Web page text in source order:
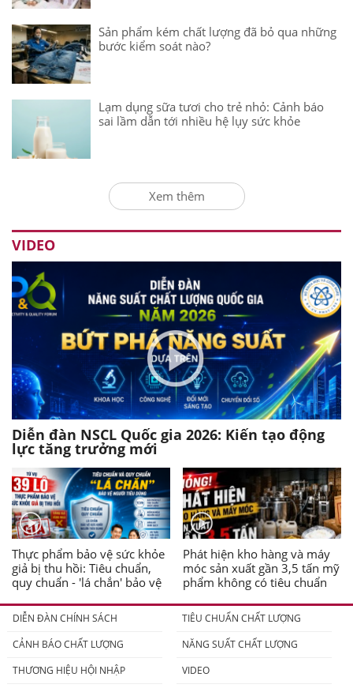
Sản phẩm kém chất lượng đã bỏ qua những
bước kiểm soát nào?
Lạm dụng sữa tươi cho trẻ nhỏ: Cảnh báo
sai lầm dẫn tới nhiều hệ lụy sức khỏe
Xem thêm
VIDEO
Diễn đàn NSCL Quốc gia 2026: Kiến tạo động
lực tăng trưởng mới
Thực phẩm bảo vệ sức khỏe
giả bị thu hồi: Tiêu chuẩn,
quy chuẩn - 'lá chắn' bảo vệ
Phát hiện kho hàng và máy
móc sản xuất gần 3,5 tấn mỹ
phẩm không có tiêu chuẩn
DIỄN ĐÀN CHÍNH SÁCH
TIÊU CHUẨN CHẤT LƯỢNG
CẢNH BÁO CHẤT LƯỢNG
NĂNG SUẤT CHẤT LƯỢNG
THƯƠNG HIỆU HỘI NHẬP
VIDEO